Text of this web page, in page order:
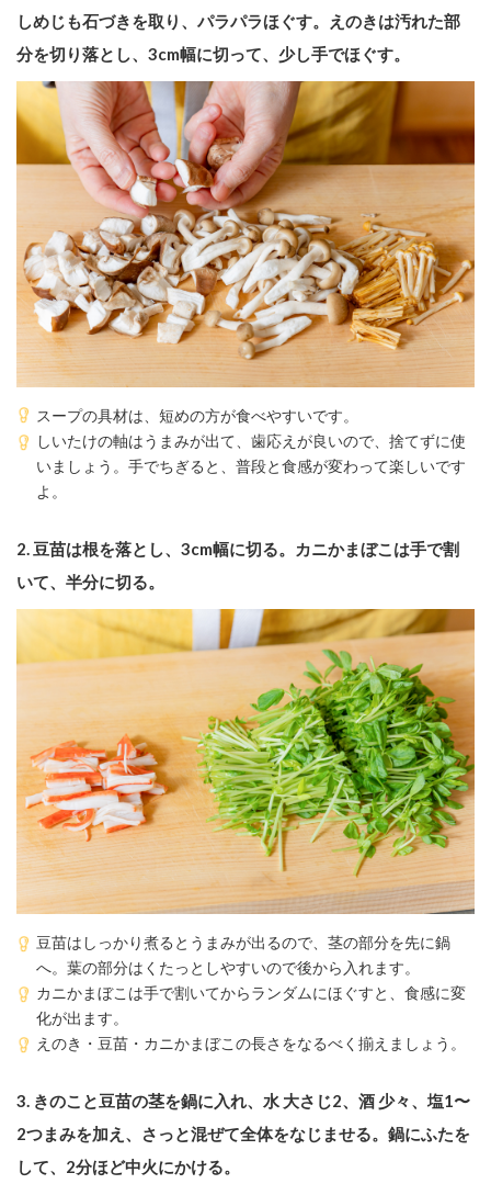
しめじも石づきを取り、パラパラほぐす。えのきは汚れた部
分を切り落とし、3cm幅に切って、少し手でほぐす。
スープの具材は、短めの方が食べやすいです。
しいたけの軸はうまみが出て、歯応えが良いので、捨てずに使
いましょう。手でちぎると、普段と食感が変わって楽しいです
よ。
2. 豆苗は根を落とし、3cm幅に切る。カニかまぼこは手で割
いて、半分に切る。
豆苗はしっかり煮るとうまみが出るので、茎の部分を先に鍋
へ。葉の部分はくたっとしやすいので後から入れます。
カニかまぼこは手で割いてからランダムにほぐすと、食感に変
化が出ます。
えのき・豆苗・カニかまぼこの長さをなるべく揃えましょう。
3. きのこと豆苗の茎を鍋に入れ、水 大さじ2、酒 少々、塩1〜
2つまみを加え、さっと混ぜて全体をなじませる。鍋にふたを
して、2分ほど中火にかける。